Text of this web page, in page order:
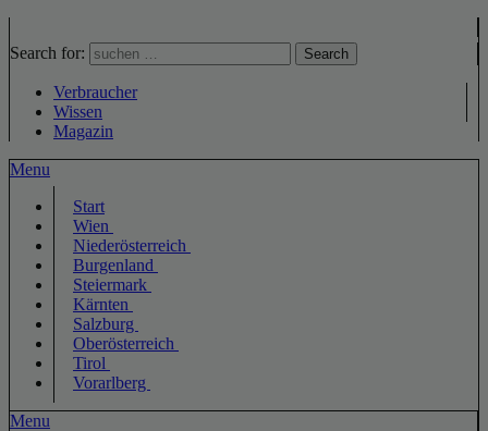
Search for: Search
Verbraucher
Wissen
Magazin
Menu
Start
Wien
Niederösterreich
Burgenland
Steiermark
Kärnten
Salzburg
Oberösterreich
Tirol
Vorarlberg
Menu